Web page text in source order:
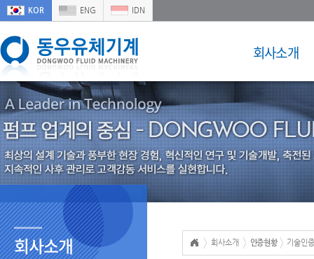
KOR ENG IDN
회사소개
회사소개 회사소개 인증현황 기술인